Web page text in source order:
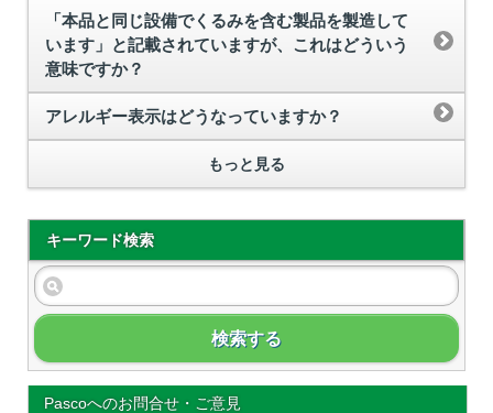
「本品と同じ設備でくるみを含む製品を製造して
います」と記載されていますが、これはどういう
意味ですか？
アレルギー表示はどうなっていますか？
もっと見る
キーワード検索
検索する
Pascoへのお問合せ・ご意見